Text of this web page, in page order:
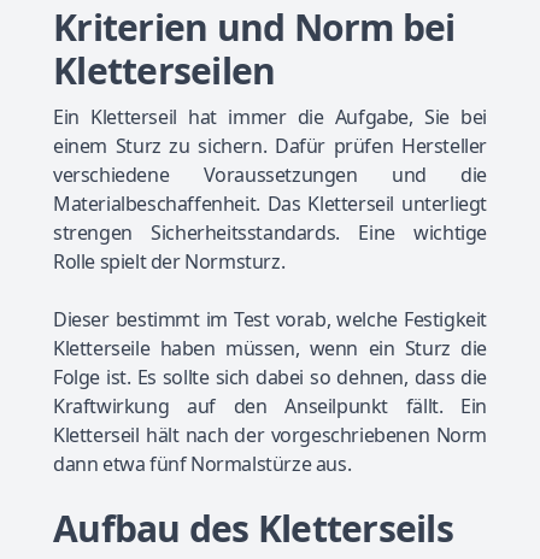
Kriterien und Norm bei
Kletterseilen
Ein Kletterseil hat immer die Aufgabe, Sie bei
einem Sturz zu sichern. Dafür prüfen Hersteller
verschiedene Voraussetzungen und die
Materialbeschaffenheit. Das Kletterseil unterliegt
strengen Sicherheitsstandards. Eine wichtige
Rolle spielt der Normsturz.
Dieser bestimmt im Test vorab, welche Festigkeit
Kletterseile haben müssen, wenn ein Sturz die
Folge ist. Es sollte sich dabei so dehnen, dass die
Kraftwirkung auf den Anseilpunkt fällt. Ein
Kletterseil hält nach der vorgeschriebenen Norm
dann etwa fünf Normalstürze aus.
Aufbau des Kletterseils